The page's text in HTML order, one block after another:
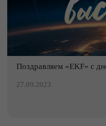
Поздравляем «EKF» с
27.09.2023